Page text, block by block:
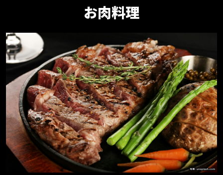
お肉料理